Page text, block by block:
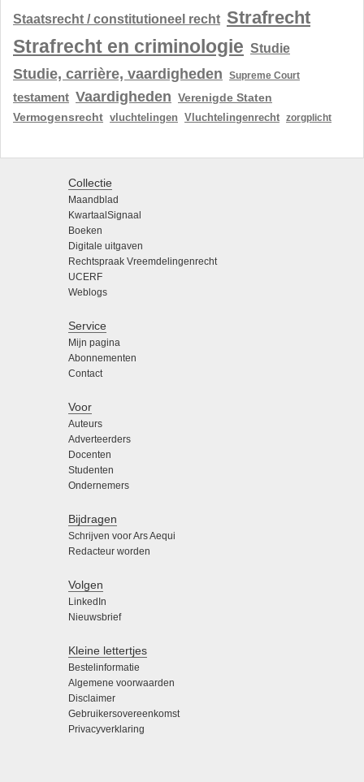
Staatsrecht / constitutioneel recht Strafrecht
Strafrecht en criminologie Studie
Studie, carrière, vaardigheden Supreme Court
testament Vaardigheden Verenigde Staten
Vermogensrecht vluchtelingen Vluchtelingenrecht zorgplicht
Collectie
Maandblad
KwartaalSignaal
Boeken
Digitale uitgaven
Rechtspraak Vreemdelingenrecht
UCERF
Weblogs
Service
Mijn pagina
Abonnementen
Contact
Voor
Auteurs
Adverteerders
Docenten
Studenten
Ondernemers
Bijdragen
Schrijven voor Ars Aequi
Redacteur worden
Volgen
LinkedIn
Nieuwsbrief
Kleine lettertjes
Bestelinformatie
Algemene voorwaarden
Disclaimer
Gebruikersovereenkomst
Privacyverklaring